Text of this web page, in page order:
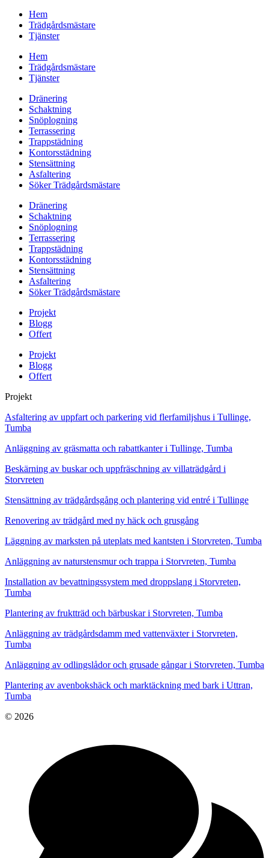
Hem
Trädgårdsmästare
Tjänster
Hem
Trädgårdsmästare
Tjänster
Dränering
Schaktning
Snöplogning
Terrassering
Trappstädning
Kontorsstädning
Stensättning
Asfaltering
Söker Trädgårdsmästare
Dränering
Schaktning
Snöplogning
Terrassering
Trappstädning
Kontorsstädning
Stensättning
Asfaltering
Söker Trädgårdsmästare
Projekt
Blogg
Offert
Projekt
Blogg
Offert
Projekt
Asfaltering av uppfart och parkering vid flerfamiljshus i Tullinge,
Tumba
Anläggning av gräsmatta och rabattkanter i Tullinge, Tumba
Beskärning av buskar och uppfräschning av villaträdgård i
Storvreten
Stensättning av trädgårdsgång och plantering vid entré i Tullinge
Renovering av trädgård med ny häck och grusgång
Läggning av marksten på uteplats med kantsten i Storvreten, Tumba
Anläggning av naturstensmur och trappa i Storvreten, Tumba
Installation av bevattningssystem med droppslang i Storvreten,
Tumba
Plantering av fruktträd och bärbuskar i Storvreten, Tumba
Anläggning av trädgårdsdamm med vattenväxter i Storvreten,
Tumba
Anläggning av odlingslådor och grusade gångar i Storvreten, Tumba
Plantering av avenbokshäck och marktäckning med bark i Uttran,
Tumba
© 2026